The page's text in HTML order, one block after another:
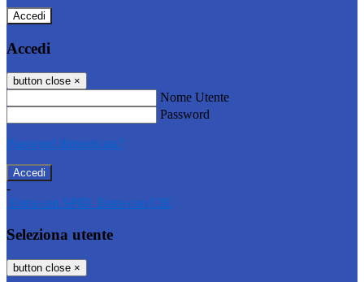
Accedi
Accedi
button close ×
Nome Utente
Password
Password dimenticata?
-
Entra con SPID Entra con CIE
Seleziona utente
button close ×